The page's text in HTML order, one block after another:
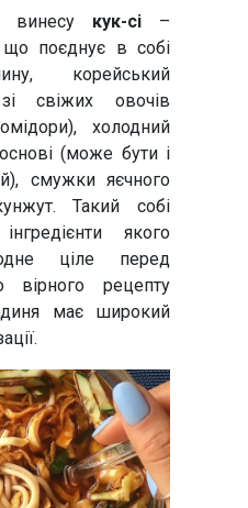
винесу кук-сі –
що поєднує в собі
корейський
свіжих овочів
холодний
(може бути і
смужки яєчного
Такий собі
якого
ціле перед
вірного рецепту
має широкий